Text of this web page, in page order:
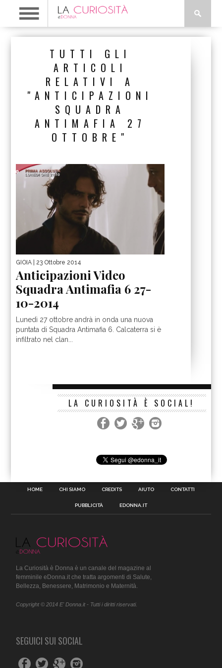
TUTTI GLI
ARTICOLI
RELATIVI A
"ANTICIPAZIONI
SQUADRA
ANTIMAFIA 27
OTTOBRE"
GIOIA | 23 Ottobre 2014
Anticipazioni Video
Squadra Antimafia 6 27-
10-2014
Lunedì 27 ottobre andrà in onda una nuova
puntata di Squadra Antimafia 6. Calcaterra si è
infiltrato nel clan...
LA CURIOSITÀ È SOCIAL!
HOME CHI SIAMO CREDITS AIUTO CONTATTI
PUBBLICITÀ EDONNA.IT
La Curiosità è Donna è un canale del magazine al
femminile eDonna.it che tratta argomenti di Salute,
Bellezza, Benessere, Matrimonio e Maternità.
Copyright © 2014 E' Donna.it - Tutti i diritti riservati.
SEGUICI SUI SOCIAL